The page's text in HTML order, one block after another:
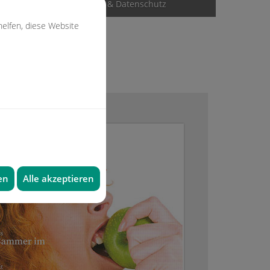
diese Website
Alle akzeptieren
Impressum & Datenschutz